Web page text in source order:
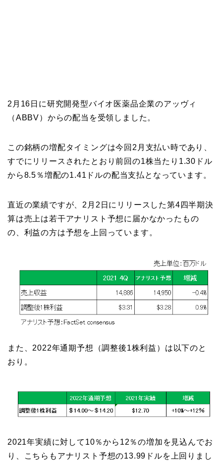
2月16日に研究開発型バイオ医薬品企業のアッヴィ
（ABBV）からの配当を受領しました。
この銘柄の増配タイミングは今回2月支払い時であり、
すでにリリースされたとおり前回の1株当たり1.30ドル
から8.5％増配の1.41ドルの配当支払となっています。
直近の業績ですが、2月2日にリリースした第4四半期決
算は売上は若干アナリスト予想に届かなかったもの
の、利益の方は予想を上回っています。
また、2022年通期予想（調整後1株利益）は以下のと
おり。
2021年実績に対して10％から12％の増加を見込んでお
り、こちらもアナリスト予想の13.99ドルを上回りまし